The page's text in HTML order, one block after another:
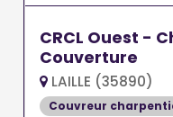
CRCL Ouest -
Couverture
LAILLE (35890)
Couvreur